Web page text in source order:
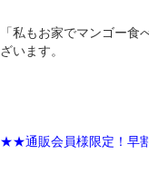
「私もお家でマンゴー
ざいます。
★★通販会員様限定！早